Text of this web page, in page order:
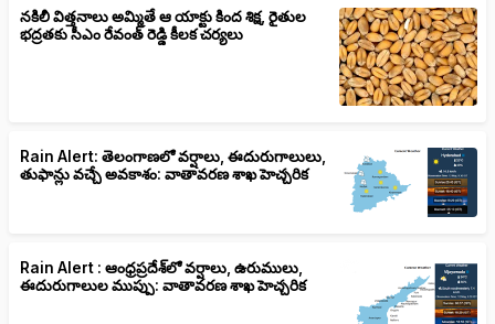
నకిలీ విత్తనాలు అమ్మితే ఆ యాక్టు కింద శిక్ష, రైతుల
భద్రతకు సీఎం రేవంత్ రెడ్డి కీలక చర్యలు
Rain Alert: తెలంగాణలో వర్షాలు, ఈదురుగాలులు,
తుఫాన్లు వచ్చే అవకాశం: వాతావరణ శాఖ హెచ్చరిక
Rain Alert : ఆంధ్రప్రదేశ్‌లో వర్షాలు, ఉరుములు,
ఈదురుగాలుల ముప్పు: వాతావరణ శాఖ హెచ్చరిక